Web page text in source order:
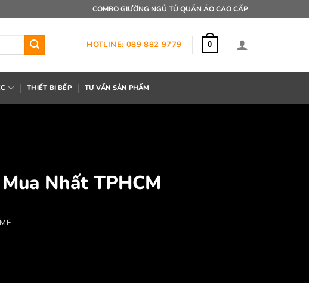
COMBO GIƯỜNG NGỦ TỦ QUẦN ÁO CAO CẤP
HOTLINE: 089 882 9779 0
THIẾT BỊ BẾP TƯ VẤN SẢN PHẨM
Nhất TPHCM